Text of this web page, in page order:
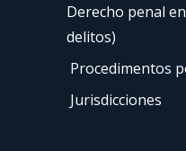
Derecho penal
delitos)
Procedimentos
Jurisdicciones